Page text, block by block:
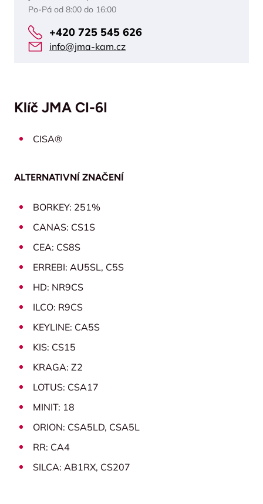
Po-Pá od 8:00 do 16:00
+420 725 545 626
info@jma-kam.cz
Klíč JMA CI-6I
CISA®
ALTERNATIVNÍ ZNAČENÍ
BORKEY: 251%
CANAS: CS1S
CEA: CS8S
ERREBI: AU5SL, C5S
HD: NR9CS
ILCO: R9CS
KEYLINE: CA5S
KIS: CS15
KRAGA: Z2
LOTUS: CSA17
MINIT: 18
ORION: CSA5LD, CSA5L
RR: CA4
SILCA: AB1RX, CS207